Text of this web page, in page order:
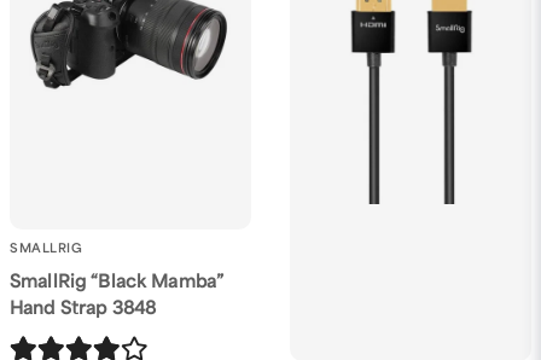
SMALLRIG
SmallRig “Black Mamba”
Hand Strap 3848